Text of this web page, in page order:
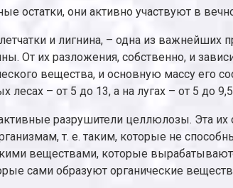
остатки, они активно участвуют в
и лигнина, – одна из важнейших
От их разложения, собственно, и
вещества, и основную массу его
– от 5 до 13, а на лугах – от 5 до 9,5
разрушители целлюлозы. Эта
т. е. таким, которые не
веществами, которые
сами образуют органические